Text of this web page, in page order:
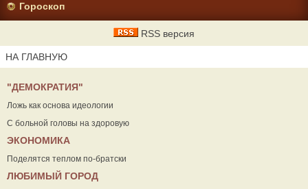
Гороскоп
RSS версия
НА ГЛАВНУЮ
"ДЕМОКРАТИЯ"
Ложь как основа идеологии
С больной головы на здоровую
ЭКОНОМИКА
Поделятся теплом по-братски
ЛЮБИМЫЙ ГОРОД